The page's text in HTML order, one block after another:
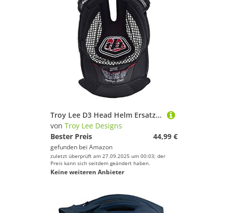
Troy Lee D3 Head Helm Ersatz-Liner XL, Schwarz
von Troy Lee Designs
Bester Preis
44,99 €
gefunden bei Amazon
zuletzt überprüft am 27.09.2025 um 00:03; der
Preis kann sich seitdem geändert haben.
Keine weiteren Anbieter